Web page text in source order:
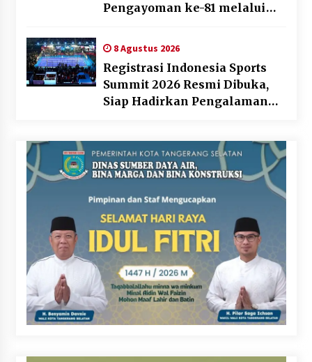
Pengayoman ke-81 melalui
8 Agustus 2026
Registrasi Indonesia Sports
Summit 2026 Resmi Dibuka,
Siap Hadirkan Pengalaman